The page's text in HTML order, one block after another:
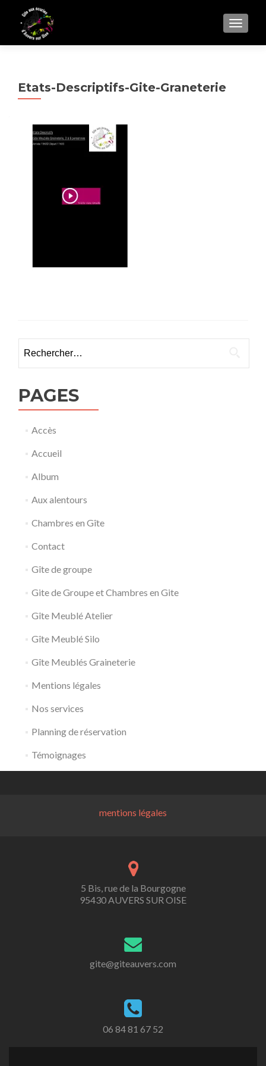
Etats-Descriptifs-Gite-Graneterie
PAGES
Accès
Accueil
Album
Aux alentours
Chambres en Gîte
Contact
Gîte de groupe
Gite de Groupe et Chambres en Gite
Gîte Meublé Atelier
Gîte Meublé Silo
Gîte Meublés Graineterie
Mentions légales
Nos services
Planning de réservation
Témoignages
mentions légales
5 Bis, rue de la Bourgogne
95430 AUVERS SUR OISE
gite@giteauvers.com
06 84 81 67 52